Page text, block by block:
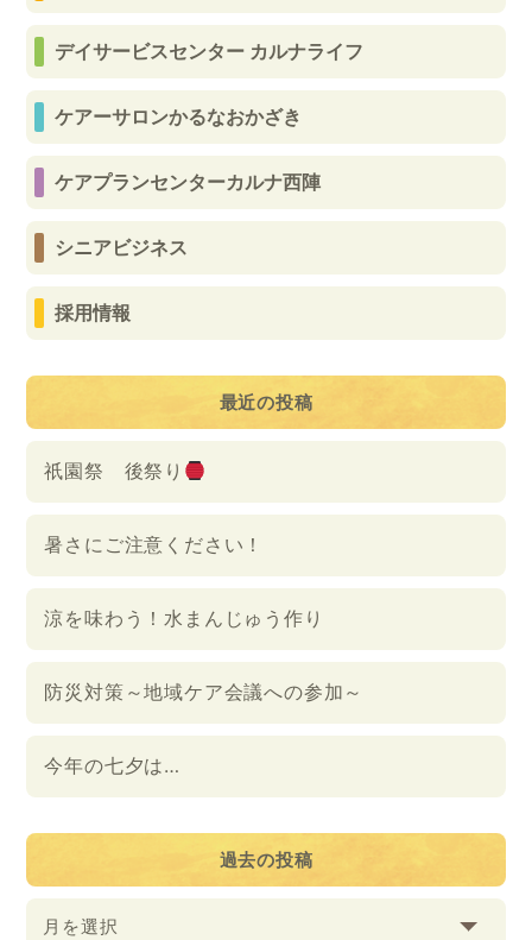
デイサービスセンター カルナライフ
ケアーサロンかるなおかざき
ケアプランセンターカルナ西陣
シニアビジネス
採用情報
最近の投稿
祇園祭 後祭り
暑さにご注意ください！
涼を味わう！水まんじゅう作り
防災対策～地域ケア会議への参加～
今年の七夕は…
過去の投稿
月を選択